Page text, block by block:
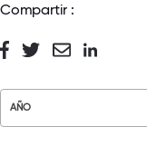
Compartir :
AÑO